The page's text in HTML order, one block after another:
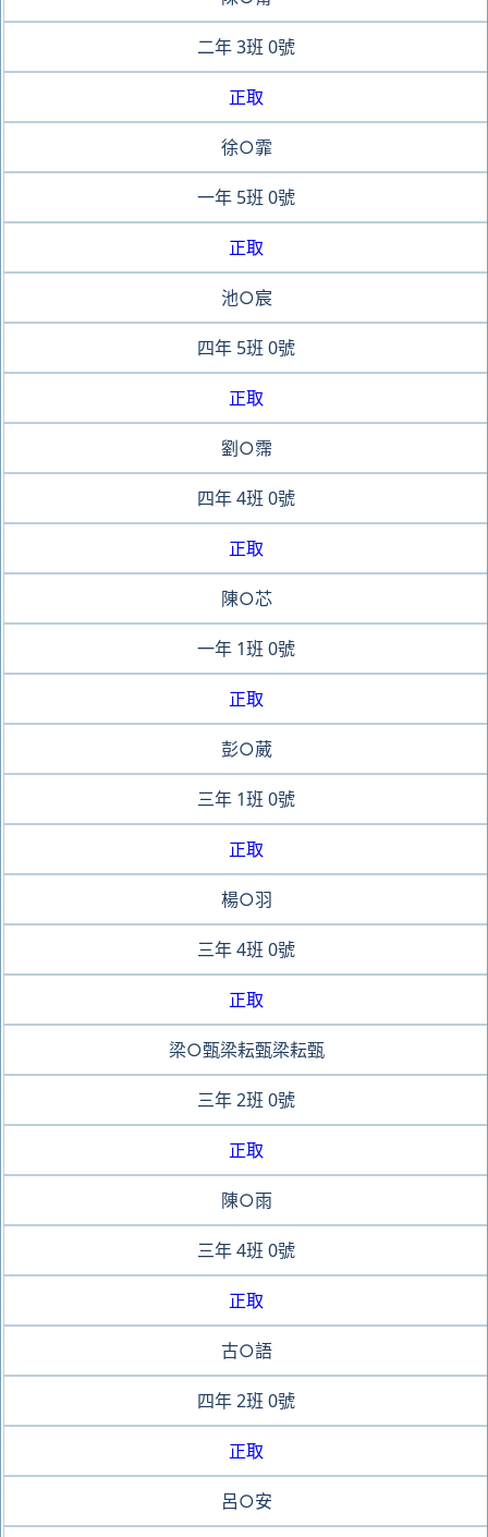
二年3班 0號
正取
徐○霏
一年 5班 0號
正取
池○宸
四年 5班 0號
正取
劉○霈
四年4班 0號
正取
陳○芯
一年 1班 0號
正取
彭○葳
三年 1班 0號
正取
楊○羽
三年4班 0號
正取
梁○甄梁耘甄梁耘甄
三年2班 0號
正取
陳○雨
三年4班 0號
正取
古○語
四年2班 0號
正取
呂○安